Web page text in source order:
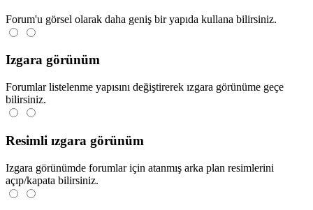
Forum'u görsel olarak daha geniş bir yapıda kullana bilirsiniz.
Izgara görünüm
Forumlar listelenme yapısını değiştirerek ızgara görünüme geçe
bilirsiniz.
Resimli ızgara görünüm
Izgara görünümde forumlar için atanmış arka plan resimlerini
açıp/kapata bilirsiniz.